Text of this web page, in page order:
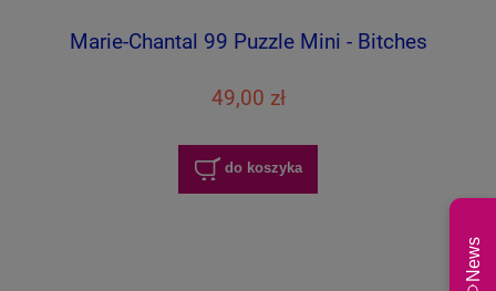
Marie-Chantal 99 Puzzle Mini - Bitches
49,00 zł
do koszyka
News